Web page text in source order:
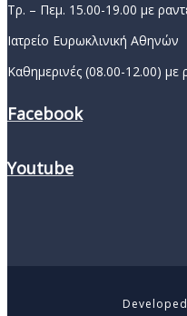
Τρ. – Πεμ. 15.00-19.00 με
Ιατρείο Ευρωκλινική Αθηνών
Καθημερινές (08.00-12.00)
Facebook
Youtube